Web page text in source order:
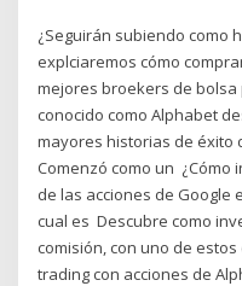
¿Seguirán subiendo como
explciaremos cómo
mejores broekers de
conocido como Alphabet
mayores historias de éxito
Comenzó como un ¿Cómo
de las acciones de Google
cual es Descubre como
comisión, con uno de
trading con acciones de